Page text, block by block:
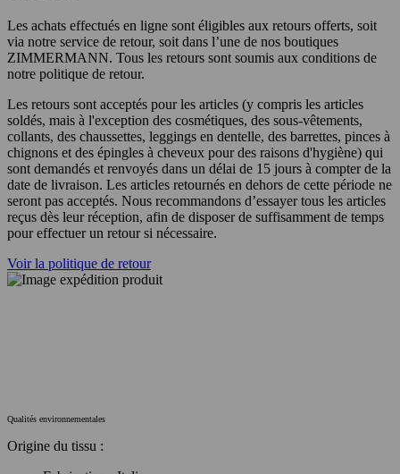
Les achats effectués en ligne sont éligibles aux retours offerts, soit
via notre service de retour, soit dans l’une de nos boutiques
ZIMMERMANN. Tous les retours sont soumis aux conditions de
notre politique de retour.
Les retours sont acceptés pour les articles (y compris les articles
soldés, mais à l'exception des cosmétiques, des sous-vêtements,
collants, des chaussettes, leggings en dentelle, des barrettes, pinces à
chignons et des épingles à cheveux pour des raisons d'hygiène) qui
sont demandés et renvoyés dans un délai de 15 jours à compter de la
date de livraison. Les articles retournés en dehors de cette période ne
seront pas acceptés. Nous recommandons d’essayer tous les articles
reçus dès leur réception, afin de disposer de suffisamment de temps
pour effectuer un retour si nécessaire.
Voir la politique de retour
Qualités environnementales
Origine du tissu :